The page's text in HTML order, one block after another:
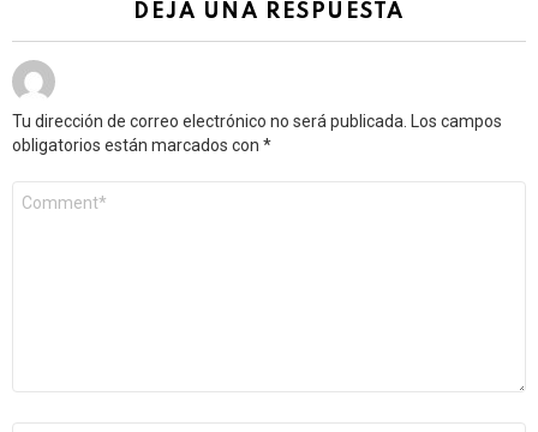
DEJA UNA RESPUESTA
Tu dirección de correo electrónico no será publicada.
Los campos
obligatorios están marcados con *